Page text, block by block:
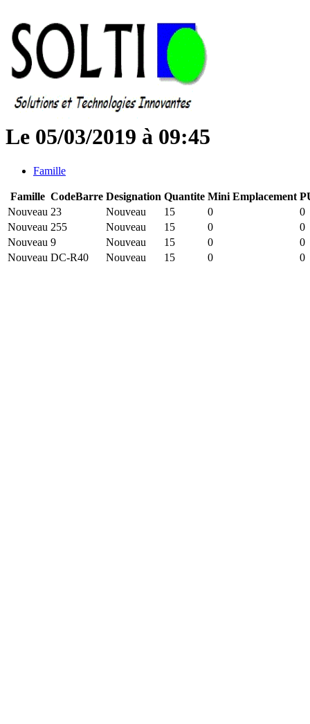
Le 05/03/2019 à 09:45
Famille
Famille CodeBarre Designation Quantite Mini Emplacement
Nouveau 23 Nouveau 15 0
0
Nouveau 255 Nouveau 15 0
0
Nouveau 9 Nouveau 15 0
0
Nouveau DC-R40 Nouveau 15 0 0